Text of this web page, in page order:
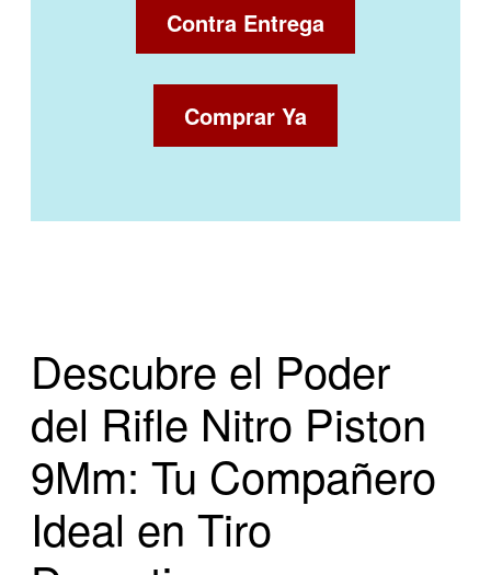
Contra Entrega
Comprar Ya
Descubre el Poder
del Rifle Nitro Piston
9Mm: Tu Compañero
Ideal en Tiro